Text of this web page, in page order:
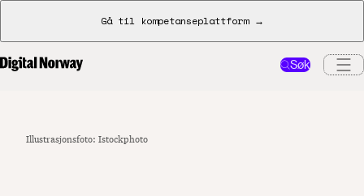
Gå til kompetanseplattform →
Søk
Illustrasjonsfoto: Istockphoto